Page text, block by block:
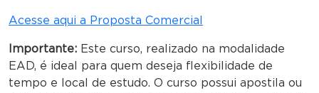
Acesse aqui a Proposta Comercial
Importante: Este curso, realizado na modalidade
EAD, é ideal para quem deseja flexibilidade de
tempo e local de estudo. O curso possui apostila ou